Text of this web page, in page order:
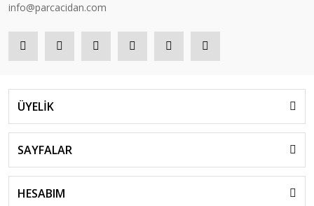
info@parcacidan.com
ÜYELİK
SAYFALAR
HESABIM